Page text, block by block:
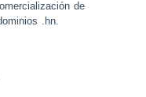
de
.hn.